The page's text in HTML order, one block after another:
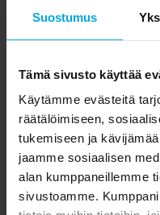
Suostumus
Tämä sivusto käyttää
Käytämme evästeitä
räätälöimiseen,
tukemiseen ja
jaamme sosiaalisen
alan kumppaneillemme
sivustoamme.
Barbie Juhlasetti 8-
hengelle